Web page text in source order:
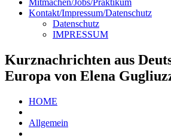
Kontakt/Impressum/Datenschutz
Datenschutz
IMPRESSUM
Kurznachrichten aus
Europa von Elena
HOME
Allgemein